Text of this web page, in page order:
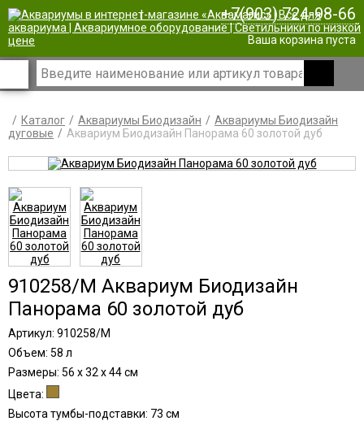
| +7(903) 724-98-66
Ваша корзина пуста
Каталог Аквариумы Биодизайн
Аквариумы Биодизайн
дуговые
Аквариум Биодизайн Панорама 60 золотой дуб
910258/M Аквариум Биодизайн
Панорама 60 золотой дуб
Артикул: 910258/M
Объем: 58 л
Размеры: 56 x 32 x 44 см
Цвета:
Высота тумбы-подставки: 73 см